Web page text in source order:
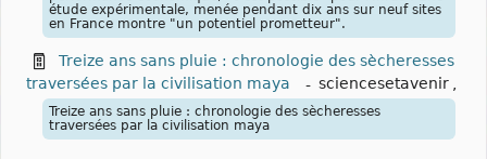
étude expérimentale, menée pendant dix ans sur neuf sites
en France montre "un potentiel prometteur".
Treize ans sans pluie : chronologie des sècheresses
traversées par la civilisation maya
- sciencesetavenir ,
Treize ans sans pluie : chronologie des sècheresses
traversées par la civilisation maya